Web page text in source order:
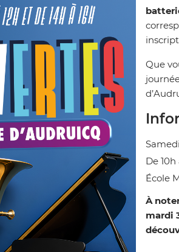
Que
De 10h
École
À
mardi